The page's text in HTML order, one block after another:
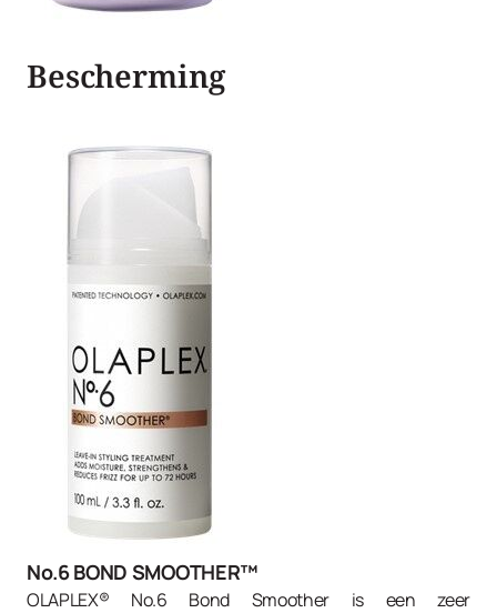
Bescherming
No.6 BOND SMOOTHER™
OLAPLEX® No.6 Bond Smoother is een zeer